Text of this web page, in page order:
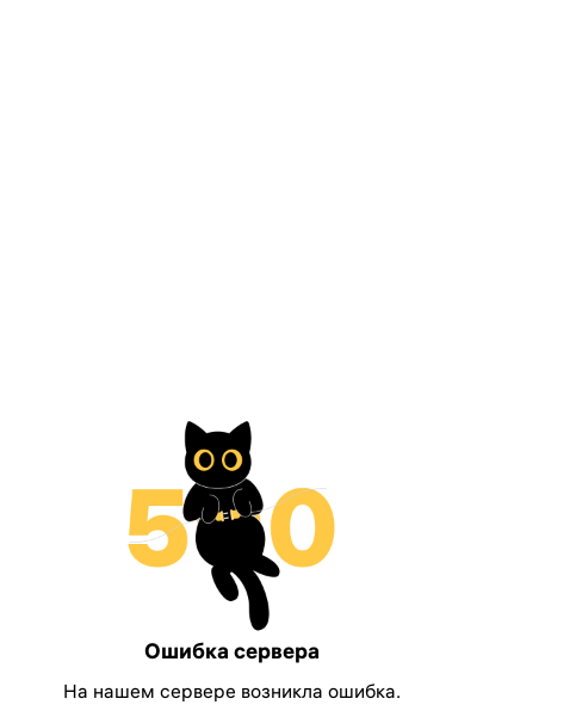
Ошибка сервера
На нашем сервере возникла ошибка.